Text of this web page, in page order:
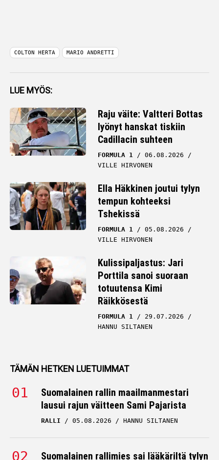
COLTON HERTA MARIO ANDRETTI
LUE MYÖS:
Raju väite: Valtteri Bottas
lyönyt hanskat tiskiin
Cadillacin suhteen
FORMULA 1
06.08.2026
VILLE HIRVONEN
Ella Häkkinen joutui tylyn
tempun kohteeksi
Tshekissä
FORMULA 1
05.08.2026
VILLE HIRVONEN
Kulissipaljastus: Jari
Porttila sanoi suoraan
totuutensa Kimi
Räikkösestä
FORMULA 1
29.07.2026
HANNU SILTANEN
TÄMÄN HETKEN LUETUIMMAT
Suomalainen rallin maailmanmestari
lausui rajun väitteen Sami Pajarista
RALLI 05.08.2026 HANNU SILTANEN
Suomalainen rallimies sai lääkäriltä tylyn